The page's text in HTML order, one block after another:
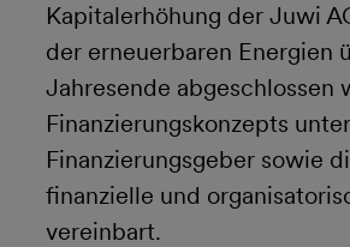
Kapitalerhöhung der Juwi
der erneuerbaren Energien
Jahresende abgeschlossen
Finanzierungskonzepts
Finanzierungsgeber sowie
finanzielle und
vereinbart.